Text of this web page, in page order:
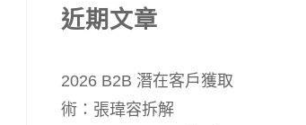
近期文章
2026 B2B 潛在客戶獲取
術：張瑋容拆解